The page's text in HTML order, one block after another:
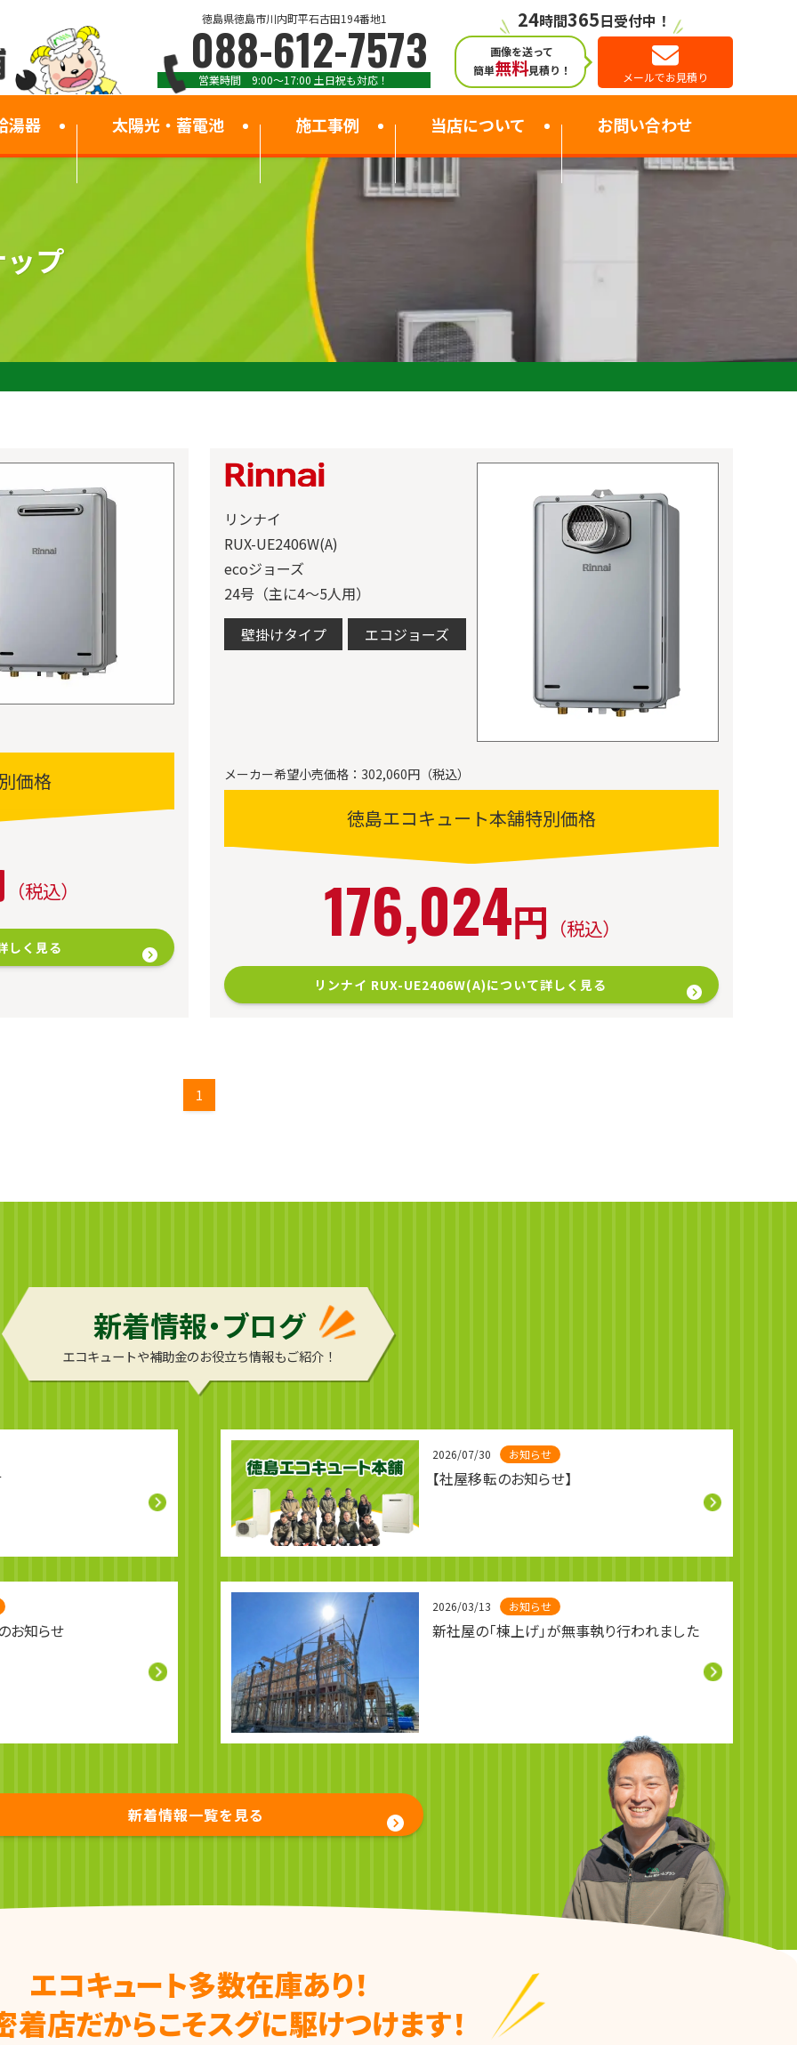
湯器 太陽光・蓄電池 施工事例 当店について お問い合わせ
徳島県徳島市川内町平石古田194番地1
088-612-7573
営業時間 9:00～17:00 土日祝も対応！
24時間365日受付中！
画像を送って
簡単無料見積り！ メールでお見積り
プ
価格
（税込）
しく見る
リンナイ
RUX-UE2406W(A)
ecoジョーズ
24号（主に4〜5人用）
壁掛けタイプ
エコジョーズ
メーカー希望小売価格：302,060円（税込）
徳島エコキュート本舗特別価格
176,024円 （税込）
リンナイ RUX-UE2406W(A)について詳しく見る
1
新着情報・ブログ
エコキュートや補助金のお役立ち情報もご紹介！
2026/07/30 お知らせ
【社屋移転のお知らせ】
お知らせ
2026/03/13 お知らせ
新社屋の「棟上げ」が無事執り行われました
新着情報一覧を見る
エコキュート多数在庫あり！
着店だからこそスグに駆けつけます！